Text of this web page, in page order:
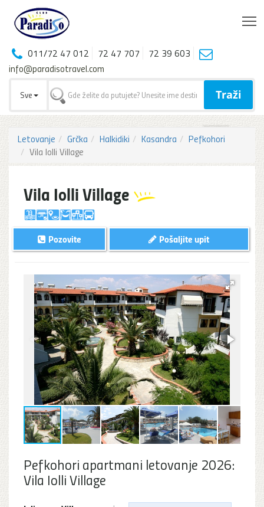
011/72 47 012 72 47 707
72 39 603
info@paradisotravel.com
Sve Traži
Letovanje Grčka Halkidiki Kasandra
Pefkohori
Vila Iolli Village
Vila Iolli Village
Pošaljite upit
Pozovite
Pefkohori apartmani letovanje 2026:
Vila Iolli Village